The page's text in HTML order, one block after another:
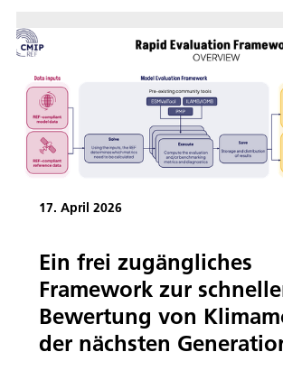
17. April 2026
Ein frei zugängliches
Framework zur
Bewertung von
der nächsten